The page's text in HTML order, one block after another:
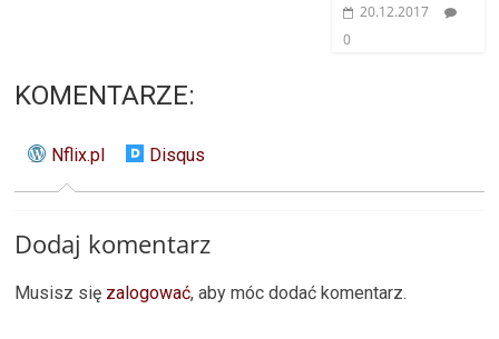
20.12.2017
0
KOMENTARZE:
Nflix.pl Disqus
Dodaj komentarz
Musisz się zalogować, aby móc dodać komentarz.